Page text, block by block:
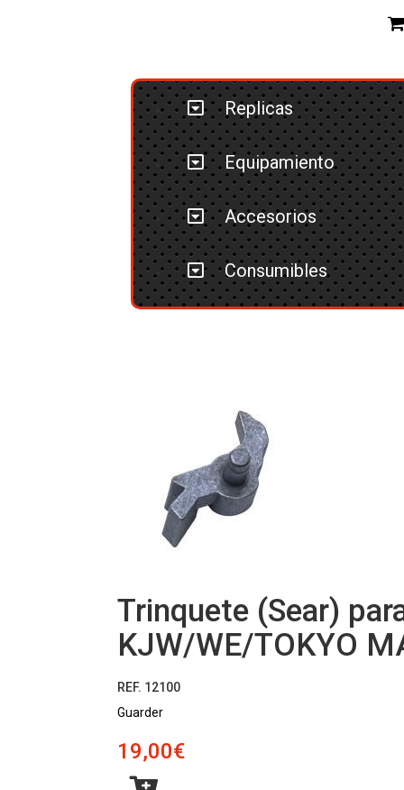
Replicas
Equipamiento
Accesorios
Consumibles
Trinquete (Sear)
KJW/WE/TOKYO
REF. 12100
Guarder
19,00€